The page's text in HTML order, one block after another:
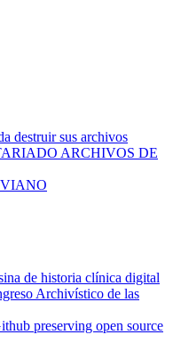
destruir sus archivos
ARCHIVOS DE
de historia clínica digital
Archivístico de las
preserving open source